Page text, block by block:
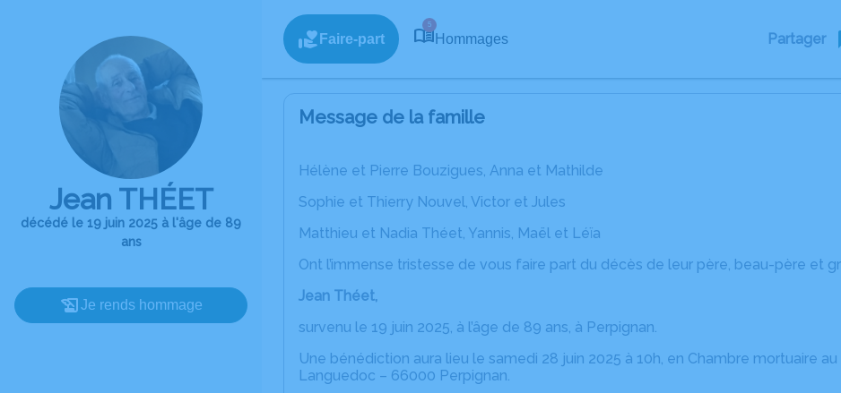
Jean THÉET
décédé le 19 juin 2025 à l'âge de 89
ans
Je rends hommage
Faire-part
5
Hommages Partager
Message de la famille
Hélène et Pierre Bouzigues, Anna et Mathilde
Sophie et Thierry Nouvel, Victor et Jules
Matthieu et Nadia Théet, Yannis, Maël et Léïa
Ont l’immense tristesse de vous faire part du décès de leur père, beau-père et
Jean Théet,
survenu le 19 juin 2025, à l’âge de 89 ans, à Perpignan.
Une bénédiction aura lieu le samedi 28 juin 2025 à 10h, en Chambre mortuaire
Languedoc – 66000 Perpignan.